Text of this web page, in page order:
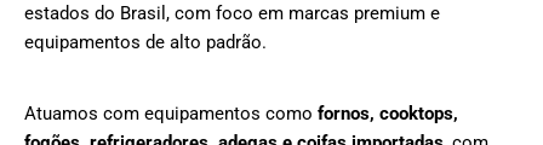
estados do Brasil, com foco em marcas premium e
equipamentos de alto padrão.
Atuamos com equipamentos como fornos, cooktops,